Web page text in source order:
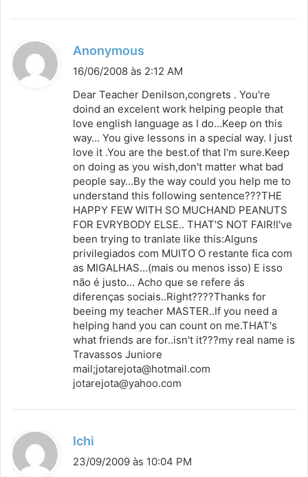
Anonymous
i
s
e
16/06/2008 às 2:12 AM
Dear Teacher Denilson,congrets . You're
doind an excelent work helping people that
love english language as I do…Keep on this
way… You give lessons in a special way. I just
love it .You are the best.of that I'm sure.Keep
on doing as you wish,don't matter what bad
people say…By the way could you help me to
understand this following sentence???THE
HAPPY FEW WITH SO MUCHAND PEANUTS
FOR EVRYBODY ELSE.. THAT'S NOT FAIR!I've
been trying to tranlate like this:Alguns
privilegiados com MUITO O restante fica com
as MIGALHAS…(mais ou menos isso) E isso
não é justo… Acho que se refere ás
diferenças sociais..Right????Thanks for
beeing my teacher MASTER..If you need a
helping hand you can count on me.THAT's
what friends are for..isn't it???my real name is
Travassos Juniore
mail;jotarejota@hotmail.com
jotarejota@yahoo.com
Ichi
i
23/09/2009 às 10:04 PM